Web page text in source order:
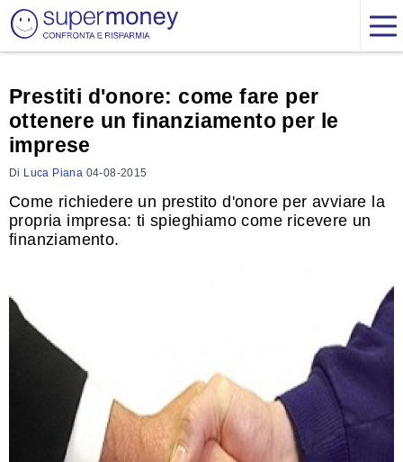
Prestiti d'onore: come fare per
ottenere un finanziamento per le
imprese
Di Luca Piana 04-08-2015
Come richiedere un prestito d'onore per avviare la
propria impresa: ti spieghiamo come ricevere un
finanziamento.